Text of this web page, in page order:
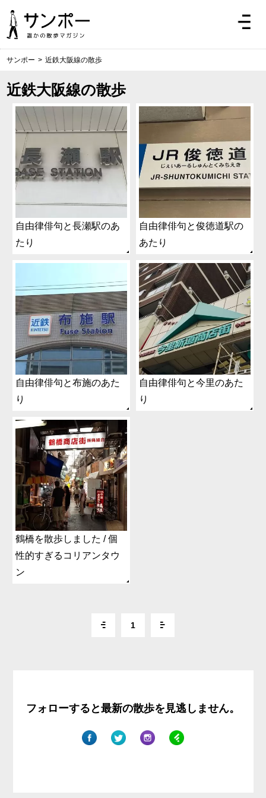
サンポー > 近鉄大阪線の散歩
近鉄大阪線の散歩
自由律俳句と長瀬駅のあ
たり
自由律俳句と俊徳道駅の
あたり
自由律俳句と布施のあた
り
自由律俳句と今里のあた
り
鶴橋を散歩しました / 個
性的すぎるコリアンタウ
ン
1
フォローすると最新の散歩を見逃しません。